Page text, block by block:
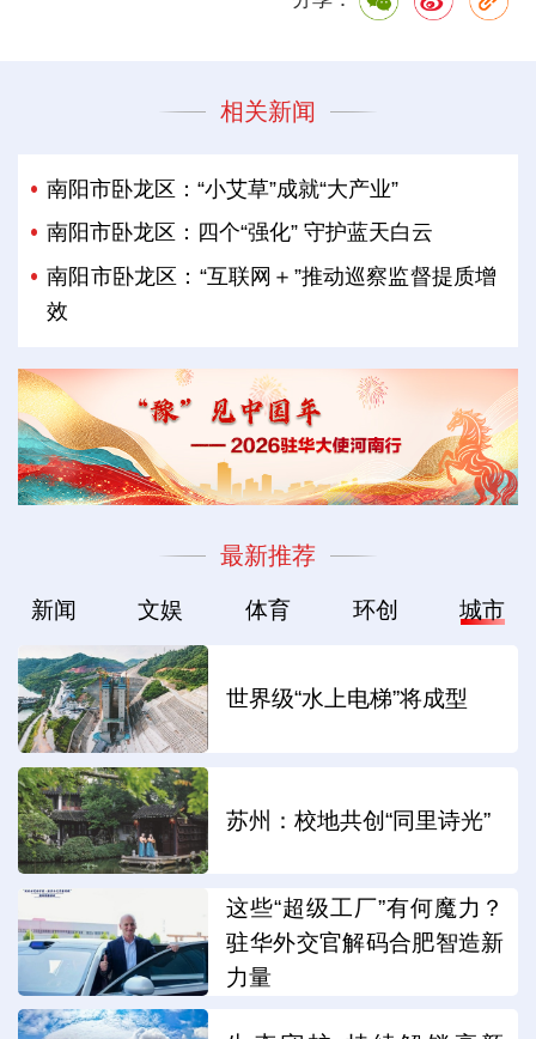
相关新闻
南阳市卧龙区：“小艾草”成就“大产业”
南阳市卧龙区：四个“强化” 守护蓝天白云
南阳市卧龙区：“互联网＋”推动巡察监督提质增
效
最新推荐
新闻 文娱 体育 环创 城市
世界级“水上电梯”将成型
苏州：校地共创“同里诗光”
这些“超级工厂”有何魔力？
驻华外交官解码合肥智造新
力量